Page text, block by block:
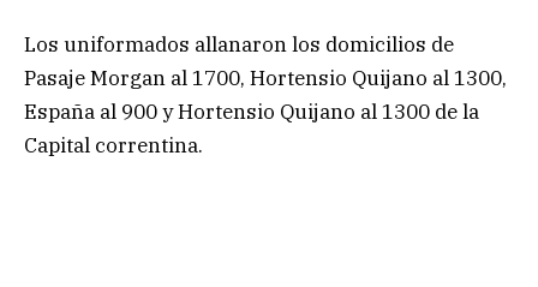
Los uniformados allanaron los domicilios de
Pasaje Morgan al 1700, Hortensio Quijano al 1300,
España al 900 y Hortensio Quijano al 1300 de la
Capital correntina.